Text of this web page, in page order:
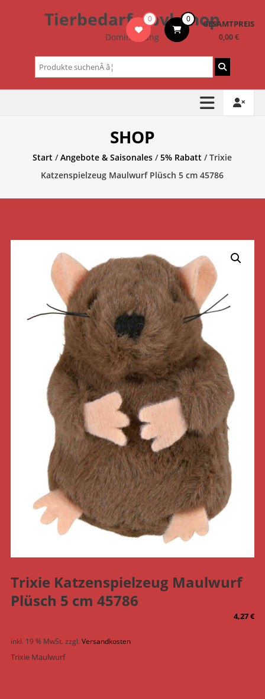
Tierbedarf – bvl-Shop
Dominik Lang
0 0 GESAMTPREIS
0,00 €
Suchen
nach:
SHOP
Start /Angebote & Saisonales /5% Rabatt / Trixie
Katzenspielzeug Maulwurf Plüsch 5 cm 45786
Trixie Katzenspielzeug Maulwurf
Plüsch 5 cm 45786
4,27€
inkl. 19 % MwSt. zzgl. Versandkosten
Trixie Maulwurf